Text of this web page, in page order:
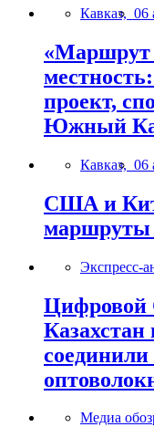
Кавказ, 06
«Маршрут
проект,
Южный
Кавказ, 06
США и
маршруты
Экспресс-
Цифровой
соединили
Медиа